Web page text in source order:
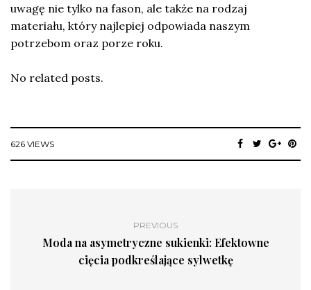
uwagę nie tylko na fason, ale także na rodzaj
materiału, który najlepiej odpowiada naszym
potrzebom oraz porze roku.
No related posts.
626 VIEWS
PREVIOUS
Moda na asymetryczne sukienki: Efektowne
cięcia podkreślające sylwetkę